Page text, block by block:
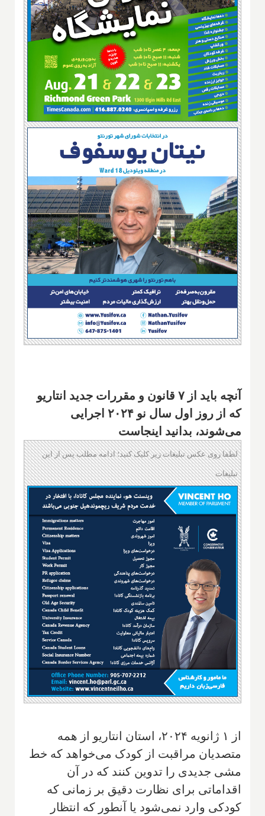
آنچه باید از ۷ قانون و مقررات جدید انتاریو
که از روز اول سال نو ۲۰۲۴ اجرایی
می‌شوند، بدانید اینجاست
لطفا روی عکس تبلیغات زیر کلیک کنید؛ ادامه مطلب پس از این
تبلیغات
از ۱ ژانویه ۲۰۲۴، استان انتاریو از همه
متصدیان مراقبت از کودک می‌خواهد که خط
مشی جدیدی را تدوین کنند که در آن
اقداماتی برای نظارت دقیق بر زمانی که
کودکی وارد نمی‌شود یا آنطور که انتظار